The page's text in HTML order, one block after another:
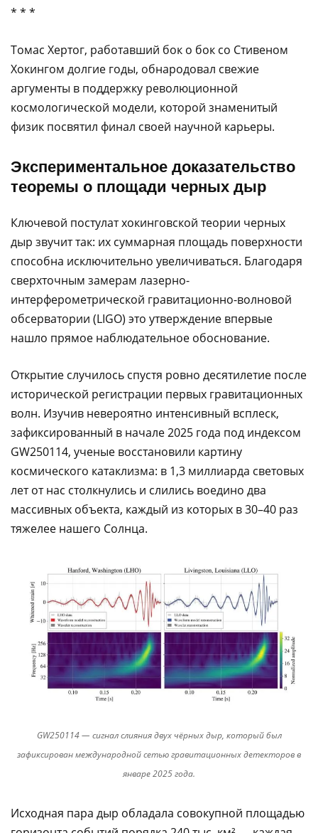
* * *
Томас Хертог, работавший бок о бок со Стивеном
Хокингом долгие годы, обнародовал свежие
аргументы в поддержку революционной
космологической модели, которой знаменитый
физик посвятил финал своей научной карьеры.
Экспериментальное доказательство
теоремы о площади черных дыр
Ключевой постулат хокинговской теории черных
дыр звучит так: их суммарная площадь поверхности
способна исключительно увеличиваться. Благодаря
сверхточным замерам лазерно-
интерферометрической гравитационно-волновой
обсерватории (LIGO) это утверждение впервые
нашло прямое наблюдательное обоснование.
Открытие случилось спустя ровно десятилетие после
исторической регистрации первых гравитационных
волн. Изучив невероятно интенсивный всплеск,
зафиксированный в начале 2025 года под индексом
GW250114, ученые восстановили картину
космического катаклизма: в 1,3 миллиарда световых
лет от нас столкнулись и слились воедино два
массивных объекта, каждый из которых в 30–40 раз
тяжелее нашего Солнца.
GW250114 — сигнал слияния двух чёрных дыр, который был
зафиксирован международной сетью гравитационных детекторов в
январе 2025 года.
Исходная пара дыр обладала совокупной площадью